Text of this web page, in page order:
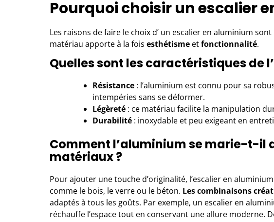
Pourquoi choisir un escalier
Les raisons de faire le choix d’ un escalier en aluminium sont
matériau apporte à la fois esthétisme etfonctionnalité.
Quelles sont les caractéristiques de
Résistance : l’aluminium est connu pour sa
intempéries sans se déformer.
Légèreté : ce matériau facilite la manipulation
Durabilité : inoxydable et peu exigeant en
Comment l’aluminium se marie-t-il
matériaux ?
Pour ajouter une touche d’originalité, l’escalier en
comme le bois, le verre ou le béton. Les combinaisons
adaptés à tous les goûts. Par exemple, un escalier en
réchauffe l’espace tout en conservant une allure moderne.